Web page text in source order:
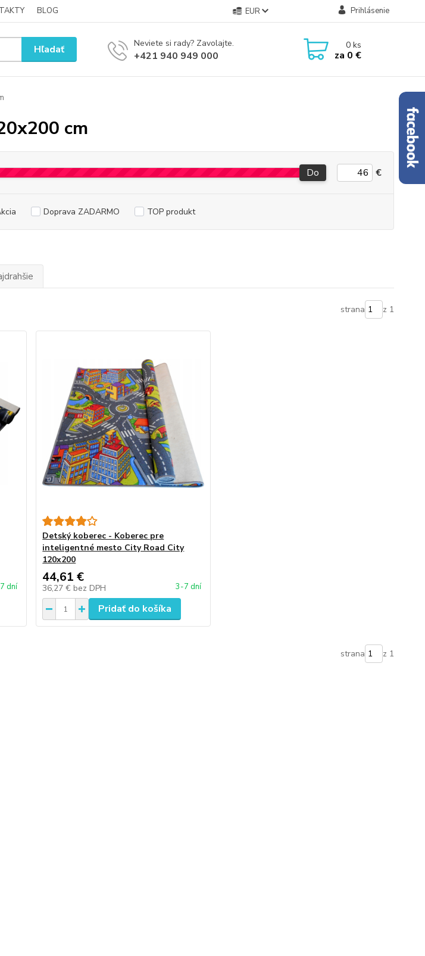
BLOG EUR Prihlásenie
Hľadať Neviete si rady? Zavolajte.
+421 940 949 000
0ks
za 0 €
cm
Do €
Doprava ZADARMO TOP produkt
strana z 1
dní
Detský koberec - Koberec pre
inteligentné mesto City Road City
120x200
44,61 €
36,27 € bez DPH 3-7 dní
Pridať do košíka
strana z 1